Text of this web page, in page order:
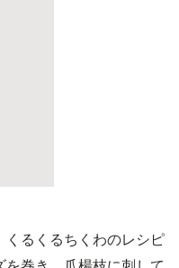
くるくるちくわのレシピ